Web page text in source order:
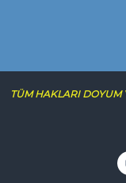
TÜM HAKLARI